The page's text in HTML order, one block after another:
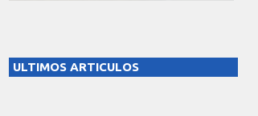
ULTIMOS ARTICULOS